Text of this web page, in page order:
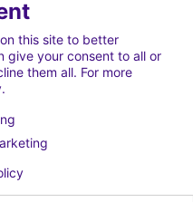
privacy charter
this site to better
give your consent to all or
them all. For more